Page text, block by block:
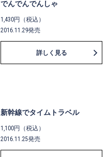
でんでんでんしゃ
1,430円（税込）
2016.11.29発売
詳しく見る
新幹線でタイムトラベル
1,100円（税込）
2016.11.25発売